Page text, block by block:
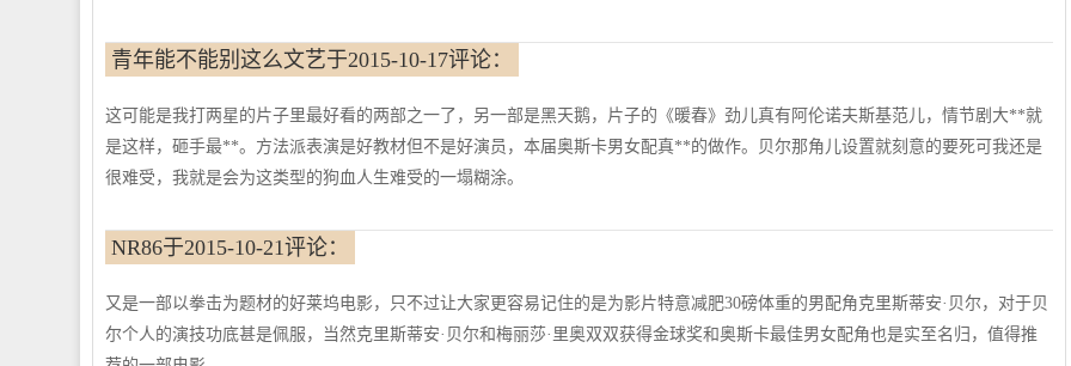
青年能不能别这么文艺于2015-10-17评论：
这可能是我打两星的片子里最好看的两部之一了，另一部是黑天鹅，片子的《暖春》劲儿真有阿伦诺夫斯基范儿，情节剧大**就
是这样，砸手最**。方法派表演是好教材但不是好演员，本届奥斯卡男女配真**的做作。贝尔那角儿设置就刻意的要死可我还是
很难受，我就是会为这类型的狗血人生难受的一塌糊涂。
NR86于2015-10-21评论：
又是一部以拳击为题材的好莱坞电影，只不过让大家更容易记住的是为影片特意减肥30磅体重的男配角克里斯蒂安·贝尔，对于贝
尔个人的演技功底甚是佩服，当然克里斯蒂安·贝尔和梅丽莎·里奥双双获得金球奖和奥斯卡最佳男女配角也是实至名归，值得推